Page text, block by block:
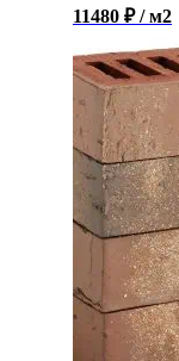
11480 ₽ / м2